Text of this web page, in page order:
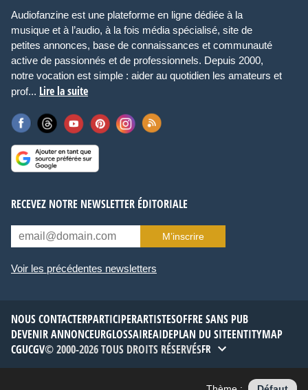
Audiofanzine est une plateforme en ligne dédiée à la
musique et à l’audio, à la fois média spécialisé, site de
petites annonces, base de connaissances et communauté
active de passionnés et de professionnels. Depuis 2000,
notre vocation est simple : aider au quotidien les amateurs et
prof... Lire la suite
RECEVEZ NOTRE NEWSLETTER ÉDITORIALE
M’inscrire
Voir les précédentes newsletters
NOUS CONTACTERPARTICIPERARTISTESOFFRE SANS PUB
DEVENIR ANNONCEURGLOSSAIREAIDEPLAN DU SITEENTITYMAP
CGUCGV© 2000-2026 TOUS DROITS RÉSERVÉSFR